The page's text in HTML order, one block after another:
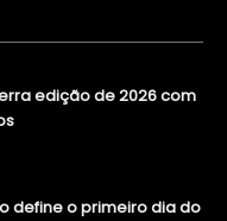
edição de 2026 com
define o primeiro dia do